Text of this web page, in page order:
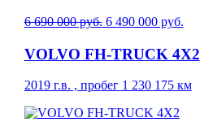
6 690 000 руб. 6 490 000 руб.
VOLVO FH-TRUCK 4X2
2019 г.в. , пробег 1 230 175 км